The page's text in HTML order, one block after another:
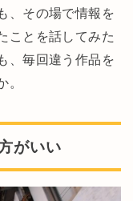
、その場で情報を
ことを話してみた
、毎回違う作品を
がいい